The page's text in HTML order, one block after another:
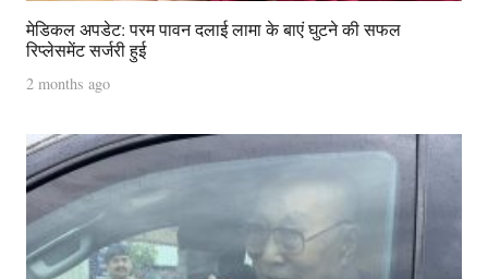
मेडिकल अपडेट: परम पावन दलाई लामा के बाएं घुटने की सफल
रिप्लेसमेंट सर्जरी हुई
2 months ago